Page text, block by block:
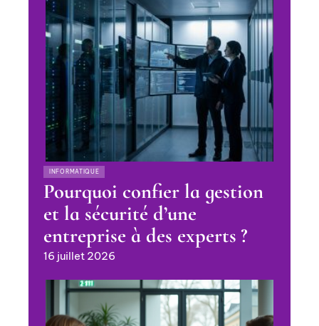
INFORMATIQUE
Pourquoi confier la gestion
et la sécurité d’une
entreprise à des experts ?
16 juillet 2026